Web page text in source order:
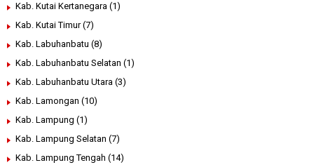
Kab. Kutai Kertanegara (1)
Kab. Kutai Timur (7)
Kab. Labuhanbatu (8)
Kab. Labuhanbatu Selatan (1)
Kab. Labuhanbatu Utara (3)
Kab. Lamongan (10)
Kab. Lampung (1)
Kab. Lampung Selatan (7)
Kab. Lampung Tengah (14)